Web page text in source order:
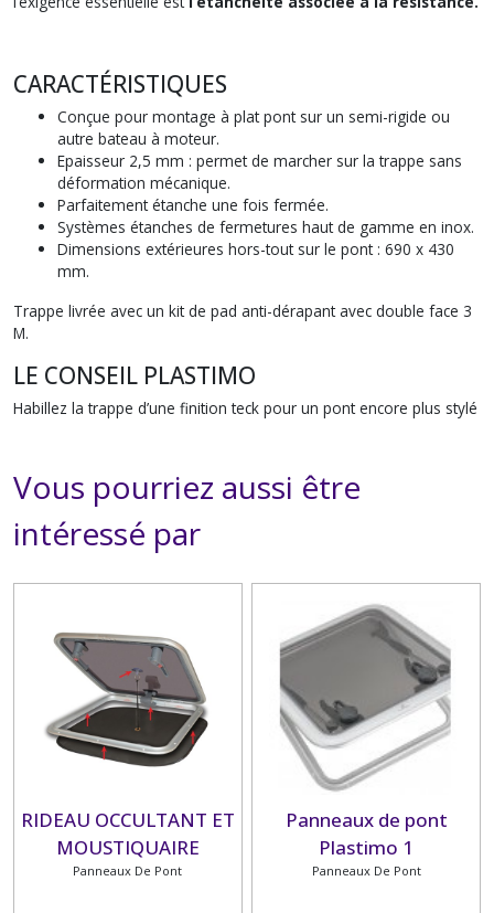
CARACTÉRISTIQUES
Conçue pour montage à plat pont sur un semi-rigide ou
autre bateau à moteur.
Epaisseur 2,5 mm : permet de marcher sur la trappe sans
déformation mécanique.
Parfaitement étanche une fois fermée.
Systèmes étanches de fermetures haut de gamme en inox.
Dimensions extérieures hors-tout sur le pont : 690 x 430
mm.
Trappe livrée avec un kit de pad anti-dérapant avec double face 3
M.
LE CONSEIL PLASTIMO
Habillez la trappe d’une finition teck pour un pont encore plus stylé
Vous pourriez aussi être
intéressé par
RIDEAU OCCULTANT ET
MOUSTIQUAIRE
PLASTIMO
Panneaux De Pont
Panneaux de pont
Plastimo 1
Panneaux De Pont